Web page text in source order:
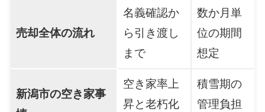
売却全体の流れ
名義確認か
ら引き渡し
まで
数か月単
位の期間
想定
新潟市の空き家事
空き家率上
昇と老朽化
積雪期の
管理負担